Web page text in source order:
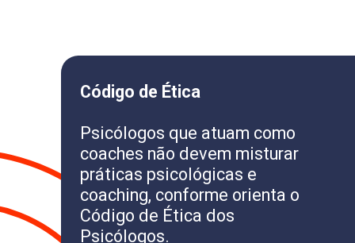
Código de Ética
Psicólogos que atuam como
coaches não devem misturar
práticas psicológicas e
coaching, conforme orienta o
Código de Ética dos
Psicólogos.